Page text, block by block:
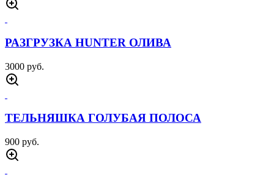
РАЗГРУЗКА HUNTER ОЛИВА
3000 руб.
ТЕЛЬНЯШКА ГОЛУБАЯ ПОЛОСА
900 руб.